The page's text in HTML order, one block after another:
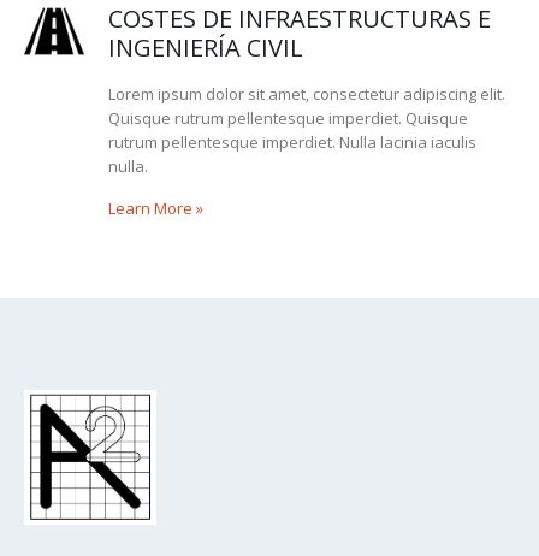
COSTES DE INFRAESTRUCTURAS E
INGENIERÍA CIVIL
Lorem ipsum dolor sit amet, consectetur adipiscing elit.
Quisque rutrum pellentesque imperdiet. Quisque
rutrum pellentesque imperdiet. Nulla lacinia iaculis
nulla.
Learn More »